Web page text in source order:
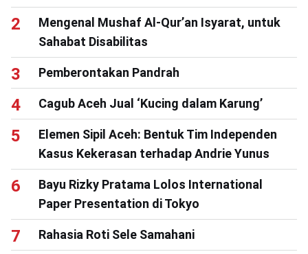
Mengenal Mushaf Al-Qur’an Isyarat, untuk
Sahabat Disabilitas
Pemberontakan Pandrah
Cagub Aceh Jual ‘Kucing dalam Karung’
Elemen Sipil Aceh: Bentuk Tim Independen
Kasus Kekerasan terhadap Andrie Yunus
Bayu Rizky Pratama Lolos International
Paper Presentation di Tokyo
Rahasia Roti Sele Samahani